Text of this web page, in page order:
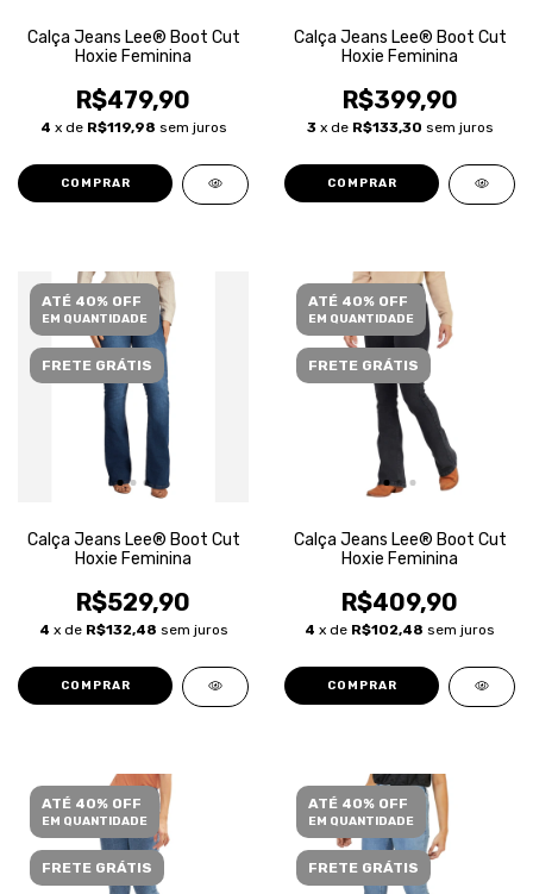
Calça Jeans Lee® Boot Cut
Hoxie Feminina
R$479,90
4 x de R$119,98 sem juros
COMPRAR
Calça Jeans Lee® Boot Cut
Hoxie Feminina
R$399,90
3 x de R$133,30 sem juros
COMPRAR
ATÉ 40% OFF
EM QUANTIDADE
FRETE GRÁTIS
Calça Jeans Lee® Boot Cut
Hoxie Feminina
R$529,90
4 x de R$132,48 sem juros
COMPRAR
ATÉ 40% OFF
EM QUANTIDADE
FRETE GRÁTIS
Calça Jeans Lee® Boot Cut
Hoxie Feminina
R$409,90
4 x de R$102,48 sem juros
COMPRAR
ATÉ 40% OFF
EM QUANTIDADE
FRETE GRÁTIS
ATÉ 40% OFF
EM QUANTIDADE
FRETE GRÁTIS